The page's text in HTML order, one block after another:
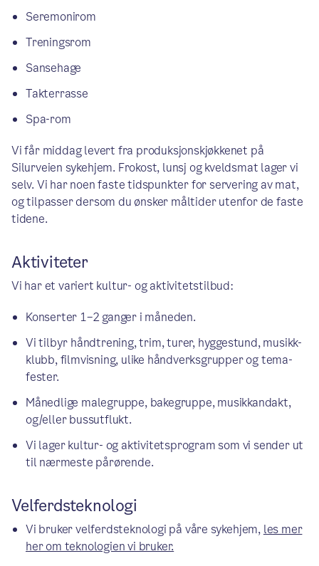
Seremonirom
Treningsrom
Sansehage
Takterrasse
Spa-rom
Vi får middag levert fra produksjonskjøkkenet på
Silurveien sykehjem. Frokost, lunsj og kveldsmat lager vi
selv. Vi har noen faste tidspunkter for servering av mat,
og tilpasser dersom du ønsker måltider utenfor de faste
tidene.
Aktiviteter
Vi har et variert kultur- og aktivitetstilbud:
Konserter 1–2 ganger i måneden.
Vi tilbyr håndtrening, trim, turer, hyggestund, musikk-
klubb, filmvisning, ulike håndverksgrupper og tema-
fester.
Månedlige malegruppe, bakegruppe, musikkandakt,
og/eller bussutflukt.
Vi lager kultur- og aktivitetsprogram som vi sender ut
til nærmeste pårørende.
Velferdsteknologi
Vi bruker velferdsteknologi på våre sykehjem, les mer
her om teknologien vi bruker.